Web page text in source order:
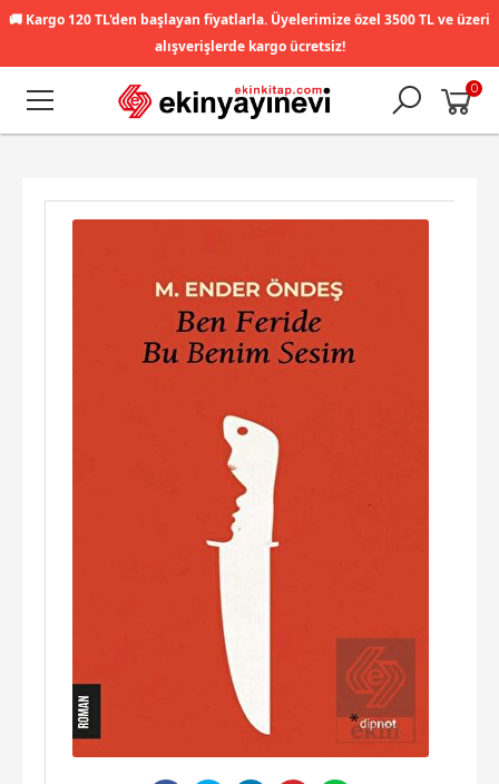
🚚 Kargo 120 TL'den başlayan fiyatlarla. Üyelerimize özel 3500 TL ve üzeri
alışverişlerde kargo ücretsiz!
0